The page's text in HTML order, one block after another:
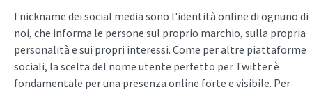
I nickname dei social media sono l'identità online di ognuno di
noi, che informa le persone sul proprio marchio, sulla propria
personalità e sui propri interessi. Come per altre piattaforme
sociali, la scelta del nome utente perfetto per Twitter è
fondamentale per una presenza online forte e visibile. Per